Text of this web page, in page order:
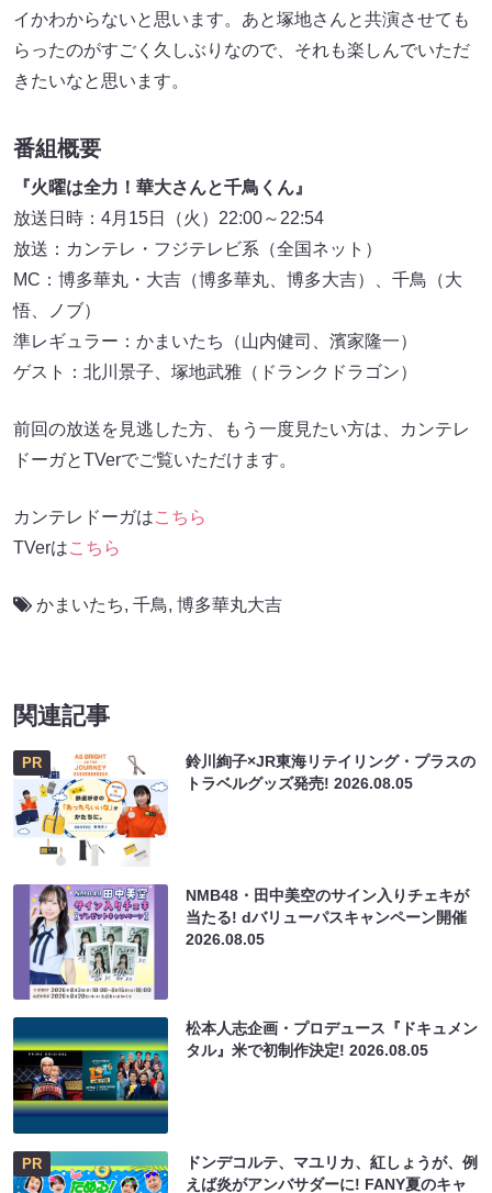
イかわからないと思います。あと塚地さんと共演させても
らったのがすごく久しぶりなので、それも楽しんでいただ
きたいなと思います。
番組概要
『火曜は全力！華大さんと千鳥くん』
放送日時：4月15日（火）22:00～22:54
放送：カンテレ・フジテレビ系（全国ネット）
MC：博多華丸・大吉（博多華丸、博多大吉）、千鳥（大
悟、ノブ）
準レギュラー：かまいたち（山内健司、濱家隆一）
ゲスト：北川景子、塚地武雅（ドランクドラゴン）
前回の放送を見逃した方、もう一度見たい方は、カンテレ
ドーガとTVerでご覧いただけます。
カンテレドーガはこちら
TVerはこちら
かまいたち, 千鳥, 博多華丸大吉
関連記事
PR
鈴川絢子×JR東海リテイリング・プラスの
トラベルグッズ発売!2026.08.05
NMB48・田中美空のサイン入りチェキが
当たる! dバリューパスキャンペーン開催
2026.08.05
松本人志企画・プロデュース『ドキュメン
タル』米で初制作決定!2026.08.05
PR
ドンデコルテ、マユリカ、紅しょうが、例
えば炎がアンバサダーに! FANY夏のキャ